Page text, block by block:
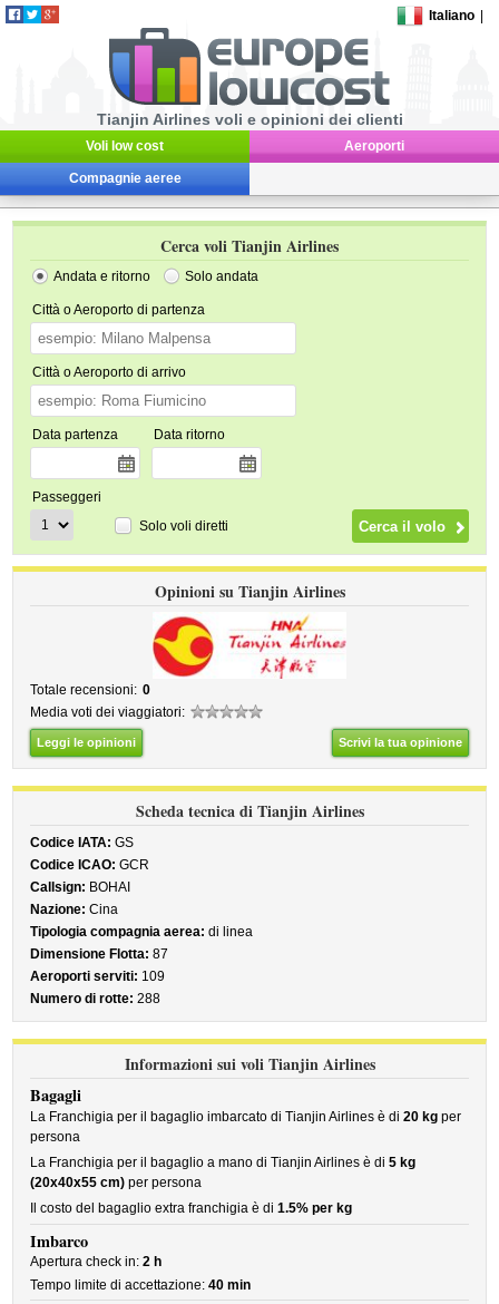
Italiano
Tianjin Airlines voli e opinioni dei clienti
Voli low cost Aeroporti
Compagnie aeree
Cerca voli Tianjin Airlines
Andata e ritorno Solo andata
Città o Aeroporto di partenza
Città o Aeroporto di arrivo
Data partenza Data ritorno
Passeggeri
Solo voli diretti
Opinioni su Tianjin Airlines
Totale recensioni: 0
Media voti dei viaggiatori:
Leggi le opinioni Scrivi la tua opinione
Scheda tecnica di Tianjin Airlines
Codice IATA: GS
Codice ICAO: GCR
Callsign: BOHAI
Nazione: Cina
Tipologia compagnia aerea: di linea
Dimensione Flotta: 87
Aeroporti serviti: 109
Numero di rotte: 288
Informazioni sui voli Tianjin Airlines
Bagagli
La Franchigia per il bagaglio imbarcato di Tianjin Airlines è di20 kg per
persona
La Franchigia per il bagaglio a mano di Tianjin Airlines è di5 kg
(20x40x55 cm) per persona
Il costo del bagaglio extra franchigia è di1.5% per kg
Imbarco
Apertura check in:2 h
Tempo limite di accettazione:40 min